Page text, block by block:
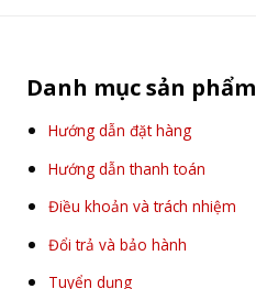
Danh mục sản phẩm
Hướng dẫn đặt hàng
Hướng dẫn thanh toán
Điều khoản và trách nhiệm
Đổi trả và bảo hành
Tuyển dụng